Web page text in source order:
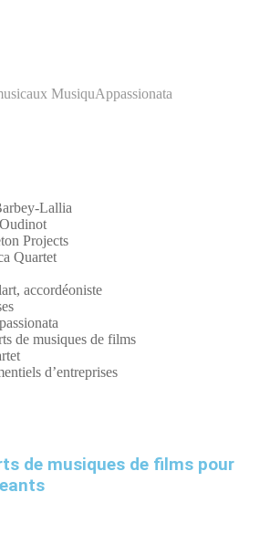
MusiquAppassionata
Lallia
Projects
Quartet
accordéoniste
de musiques de films
d’entreprises
de musiques de films pour